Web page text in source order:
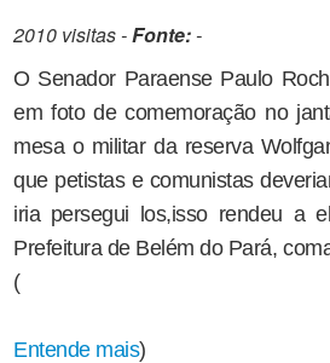
2010 visitas -Fonte:-
O Senador Paraense Paulo
em foto de comemoração no
mesa o militar da reserva
que petistas e comunistas
iria persegui los,isso rendeu a
Prefeitura de Belém do Pará,
(
Entende mais)